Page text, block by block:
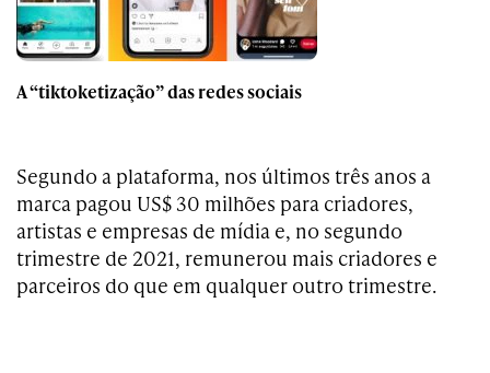
A “tiktoketização” das redes sociais
Segundo a plataforma, nos últimos três anos a
marca pagou US$ 30 milhões para criadores,
artistas e empresas de mídia e, no segundo
trimestre de 2021, remunerou mais criadores e
parceiros do que em qualquer outro trimestre.